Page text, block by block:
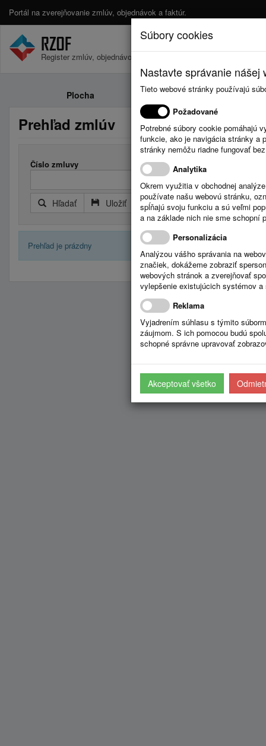
Portál na zverejňovanie zmlúv, objednávok a faktúr.
Register zmlúv, objednávok a faktúr.
Plocha Zmluvy
Prehľad zmlúv
Číslo zmluvy
Hľadať Uložiť Reset Rozšírený filter
Prehľad je prázdny
Súbory cookies
Nastavte správanie
Tieto webové stránky používajú
Požadované
Potrebné súbory cookie pomáhajú
funkcie, ako je navigácia stránky a
stránky nemôžu riadne fungovať
Analytika
Okrem využitia v obchodnej
používate našu webovú stránku,
spĺňajú svoju funkciu a sú veľmi
a na základe nich nie sme schopní
Personalizácia
Analýzou vášho správania na
značiek, dokážeme zobraziť
webových stránok a zverejňovať
vylepšenie existujúcich systémov
Reklama
Vyjadrením súhlasu s týmito
záujmom. S ich pomocou budú
schopné správne upravovať
Akceptovať všetko